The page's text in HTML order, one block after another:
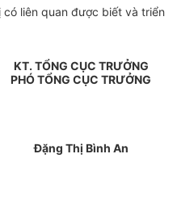
liên quan được biết và triển
KT. TỔNG CỤC TRƯỞNG
PHÓ TỔNG CỤC TRƯỞNG
Đặng Thị Bình An